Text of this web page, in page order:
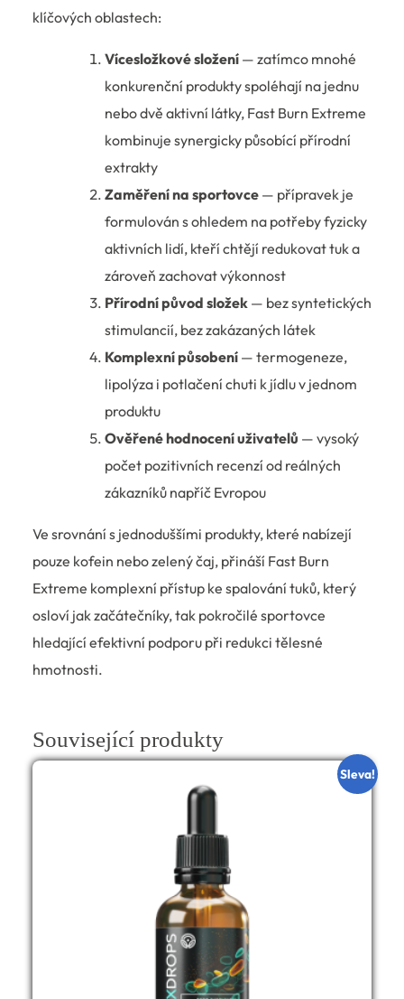
klíčových oblastech:
Vícesložkové složení — zatímco mnohé
konkurenční produkty spoléhají na jednu
nebo dvě aktivní látky, Fast Burn Extreme
kombinuje synergicky působící přírodní
extrakty
Zaměření na sportovce — přípravek je
formulován s ohledem na potřeby fyzicky
aktivních lidí, kteří chtějí redukovat tuk a
zároveň zachovat výkonnost
Přírodní původ složek — bez syntetických
stimulancií, bez zakázaných látek
Komplexní působení — termogeneze,
lipolýza i potlačení chuti k jídlu v jednom
produktu
Ověřené hodnocení uživatelů — vysoký
počet pozitivních recenzí od reálných
zákazníků napříč Evropou
Ve srovnání s jednoduššími produkty, které nabízejí
pouze kofein nebo zelený čaj, přináší Fast Burn
Extreme komplexní přístup ke spalování tuků, který
osloví jak začátečníky, tak pokročilé sportovce
hledající efektivní podporu při redukci tělesné
hmotnosti.
Související produkty
Sleva!